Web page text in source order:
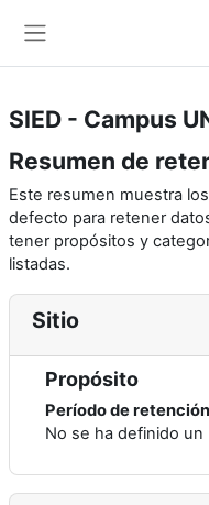
SIED - Campus
Resumen de
Este resumen muestra
defecto para retener
tener propósitos y
listadas.
Sitio
Propósito
Período de retención
No se ha definido